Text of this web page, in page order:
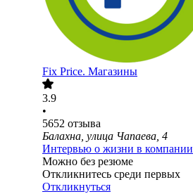
Fix Price. Магазины
3.9
•
5652 отзыва
Балахна, улица Чапаева, 4
Интервью о жизни в компании
Можно без резюме
Откликнитесь среди первых
Откликнуться